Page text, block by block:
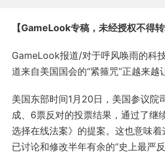
【GameLook专稿，未经授权不得转
GameLook报道/对于呼风唤雨的科
道来自美国国会的“紧箍咒”正越来越
美国东部时间1月20日，美国参议院
成、6票反对的投票结果，通过了继
选择在线法案》的提案。这也意味
已讨论和修改半年有余的“史上最严